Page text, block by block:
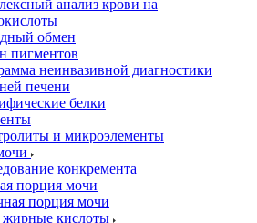
анализ крови на
обмен
пигментов
неинвазивной диагностики
печени
белки
и микроэлементы
конкремента
порция мочи
порция мочи
кислоты